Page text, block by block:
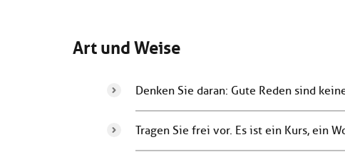
Art und Weise
Denken Sie daran: Gute Reden sind
Tragen Sie frei vor. Es ist ein Kurs, ein